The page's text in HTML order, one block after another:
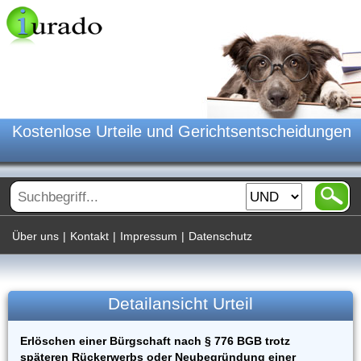
Kostenlose Urteile und Gerichtsentscheidungen
Über uns | Kontakt | Impressum | Datenschutz
Detailansicht Urteil
Erlöschen einer Bürgschaft nach § 776 BGB trotz
späteren Rückerwerbs oder Neubegründung einer